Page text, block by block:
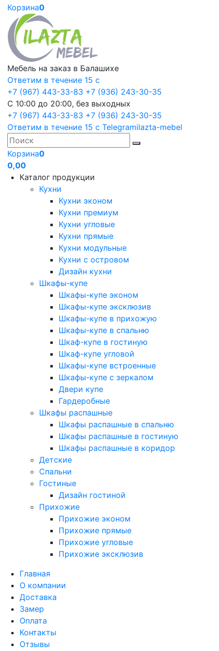
Корзина0
Мебель на заказ в Балашихе
Ответим в течение 15 с
+7 (967) 443-33-83 +7 (936) 243-30-35
С 10:00 до 20:00, без выходных
+7 (967) 443-33-83 +7 (936) 243-30-35
Ответим в течение 15 с Telegramilazta-mebel
Корзина0
0,00
Каталог продукции
Кухни
Кухни эконом
Кухни премиум
Кухни угловые
Кухни прямые
Кухни модульные
Кухни с островом
Дизайн кухни
Шкафы-купе
Шкафы-купе эконом
Шкафы-купе эксклюзив
Шкафы-купе в прихожую
Шкафы-купе в спальню
Шкаф-купе в гостиную
Шкаф-купе угловой
Шкафы-купе встроенные
Шкафы-купе с зеркалом
Двери купе
Гардеробные
Шкафы распашные
Шкафы распашные в спальню
Шкафы распашные в гостиную
Шкафы распашные в коридор
Детские
Спальни
Гостиные
Дизайн гостиной
Прихожие
Прихожие эконом
Прихожие прямые
Прихожие угловые
Прихожие эксклюзив
Главная
О компании
Доставка
Замер
Оплата
Контакты
Отзывы